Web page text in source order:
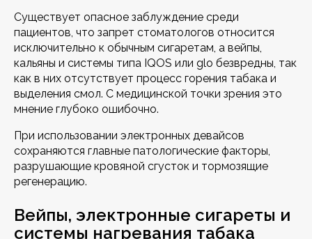
Существует опасное заблуждение среди
пациентов, что запрет стоматологов относится
исключительно к обычным сигаретам, а вейпы,
кальяны и системы типа IQOS или glo безвредны, так
как в них отсутствует процесс горения табака и
выделения смол. С медицинской точки зрения это
мнение глубоко ошибочно.
При использовании электронных девайсов
сохраняются главные патологические факторы,
разрушающие кровяной сгусток и тормозящие
регенерацию.
Вейпы, электронные сигареты и
системы нагревания табака